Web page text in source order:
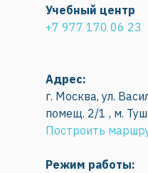
Адрес:
г. Москва, ул.
помещ. 2/1 , м.
Построить
Учебный центр
+7 977 170 06 23
Режим работы: